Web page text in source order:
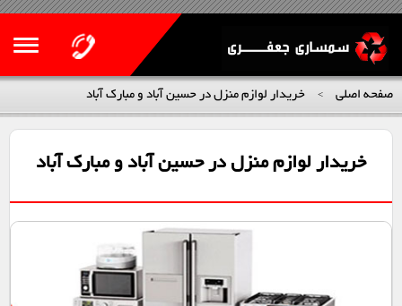
صفحه اصلی > خریدار لوازم منزل در حسین آباد و مبارک آباد
خریدار لوازم منزل در حسین آباد و مبارک آباد